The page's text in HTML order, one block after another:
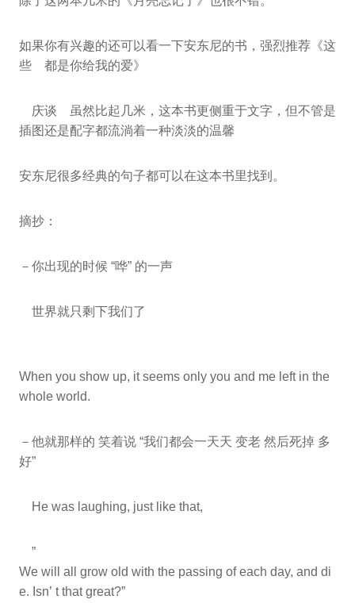
如果你有兴趣的还可以看一下安东尼的书，强烈推荐《这
些 都是你给我的爱》
庆谈 虽然比起几米，这本书更侧重于文字，但不管是
插图还是配字都流淌着一种淡淡的温馨
安东尼很多经典的句子都可以在这本书里找到。
摘抄：
－你出现的时候 “哗” 的一声
世界就只剩下我们了
When you show up, it seems only you and me left in the
whole world.
－他就那样的 笑着说 “我们都会一天天 变老 然后死掉 多
好”
He was laughing, just like that,
”
We will all grow old with the passing of each day, and di
e. Isn’ t that great?”